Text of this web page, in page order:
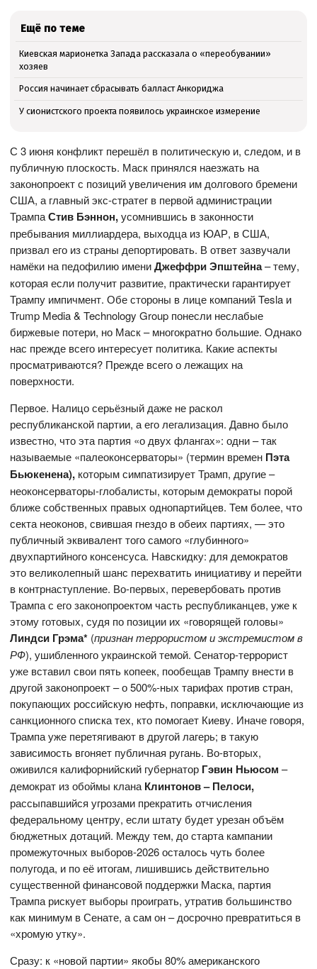
Ещё по теме
Киевская марионетка Запада рассказала о «переобувании»
хозяев
Россия начинает сбрасывать балласт Анкориджа
У сионистского проекта появилось украинское измерение
С 3 июня конфликт перешёл в политическую и, следом, и в
публичную плоскость. Маск принялся наезжать на
законопроект с позиций увеличения им долгового бремени
США, а главный экс-стратег в первой администрации
ТрампаСтив Бэннон,усомнившись в законности
пребывания миллиардера, выходца из ЮАР, в США,
призвал его из страны депортировать. В ответ зазвучали
намёки на педофилию имениДжеффри Эпштейна– тему,
которая если получит развитие, практически гарантирует
Трампу импичмент. Обе стороны в лице компаний Tesla и
Trump Media & Technology Group понесли неслабые
биржевые потери, но Маск – многократно большие. Однако
нас прежде всего интересует политика. Какие аспекты
просматриваются? Прежде всего о лежащих на
поверхности.
Первое. Налицо серьёзный даже не раскол
республиканской партии, а его легализация. Давно было
известно, что эта партия «о двух флангах»: одни – так
называемые «палеоконсерваторы» (термин времен Пэта
Бьюкенена), которым симпатизирует Трамп, другие –
неоконсерваторы-глобалисты, которым демократы порой
ближе собственных правых однопартийцев. Тем более, что
секта неоконов, свившая гнездо в обеих партиях, — это
публичный эквивалент того самого «глубинного»
двухпартийного консенсуса. Навскидку: для демократов
это великолепный шанс перехватить инициативу и перейти
в контрнаступление. Во-первых, перевербовать против
Трампа с его законопроектом часть республиканцев, уже к
этому готовых, судя по позиции их «говорящей головы»
Линдси Грэма* (признан террористом и экстремистом в
РФ), ушибленного украинской темой. Сенатор-террорист
уже вставил свои пять копеек, пообещав Трампу внести в
другой законопроект – о 500%-ных тарифах против стран,
покупающих российскую нефть, поправки, исключающие из
санкционного списка тех, кто помогает Киеву. Иначе говоря,
Трампа уже перетягивают в другой лагерь; в такую
зависимость вгоняет публичная ругань. Во-вторых,
оживился калифорнийский губернатор Гэвин Ньюсом –
демократ из обоймы кланаКлинтонов – Пелоси,
рассыпавшийся угрозами прекратить отчисления
федеральному центру, если штату будет урезан объём
бюджетных дотаций. Между тем, до старта кампании
промежуточных выборов-2026 осталось чуть более
полугода, и по её итогам, лишившись действительно
существенной финансовой поддержки Маска, партия
Трампа рискует выборы проиграть, утратив большинство
как минимум в Сенате, а сам он – досрочно превратиться в
«хромую утку».
Сразу: к «новой партии» якобы 80% американского